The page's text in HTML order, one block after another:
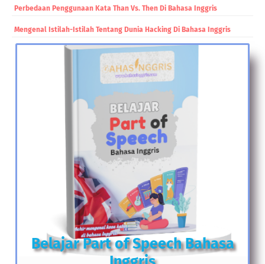
Perbedaan Penggunaan Kata Than Vs. Then Di Bahasa Inggris
Mengenal Istilah-Istilah Tentang Dunia Hacking Di Bahasa Inggris
Belajar Part of Speech Bahasa